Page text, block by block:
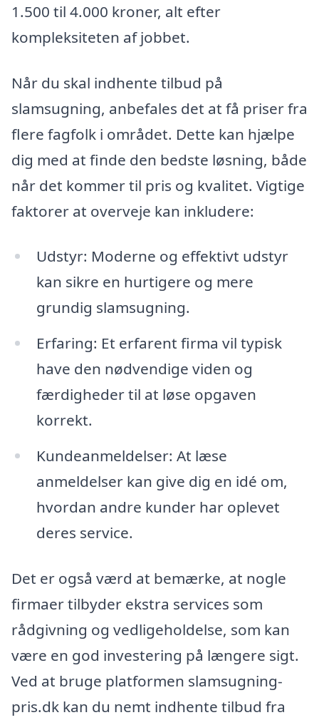
1.500 til 4.000 kroner, alt efter
kompleksiteten af jobbet.
Når du skal indhente tilbud på
slamsugning, anbefales det at få priser fra
flere fagfolk i området. Dette kan hjælpe
dig med at finde den bedste løsning, både
når det kommer til pris og kvalitet. Vigtige
faktorer at overveje kan inkludere:
Udstyr: Moderne og effektivt udstyr
kan sikre en hurtigere og mere
grundig slamsugning.
Erfaring: Et erfarent firma vil typisk
have den nødvendige viden og
færdigheder til at løse opgaven
korrekt.
Kundeanmeldelser: At læse
anmeldelser kan give dig en idé om,
hvordan andre kunder har oplevet
deres service.
Det er også værd at bemærke, at nogle
firmaer tilbyder ekstra services som
rådgivning og vedligeholdelse, som kan
være en god investering på længere sigt.
Ved at bruge platformen slamsugning-
pris.dk kan du nemt indhente tilbud fra